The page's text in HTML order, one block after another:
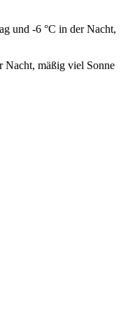
und -6 °C in der Nacht,
Nacht, mäßig viel Sonne